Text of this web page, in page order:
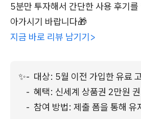
5분만 투자해서 간단한 사용 후기
아가시기 바랍니다🎁
지금 바로 리뷰 남기기>
✨-  대상: 5월 이전 가입한 유료
-  혜택: 신세계 상품권 2만원 권
-  참여 방법: 제출 폼을 통해